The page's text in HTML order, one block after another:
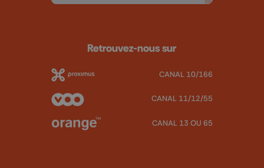
Retrouvez-nous sur
CANAL 10/166
CANAL 11/12/55
CANAL 13 OU 65